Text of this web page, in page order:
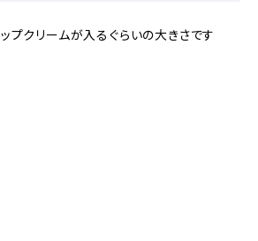
プクリームが入るぐらいの大きさです